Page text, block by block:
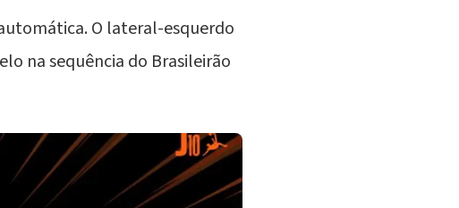
O lateral-esquerdo
na sequência do Brasileirão